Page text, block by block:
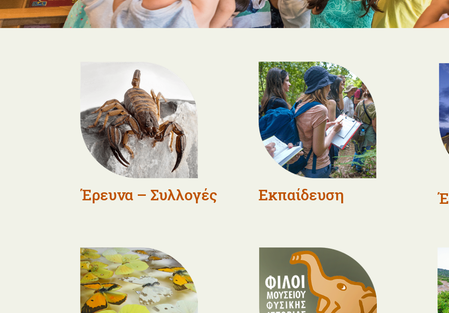
Έρευνα – Συλλογές Εκπαίδευση